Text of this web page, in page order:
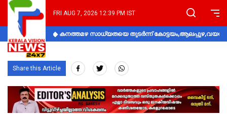
FRI AUG 7, 2026 12:39 PM IST
കനത്തമഴ സാധ്യതയെ തുടർന്ന്
Share this Article